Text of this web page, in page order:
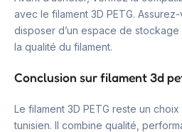
avec le filament 3D PETG.
disposer d’un espace de
la qualité du filament.
Conclusion sur filament 3d
Le filament 3D PETG reste un
tunisien. Il combine qualité,